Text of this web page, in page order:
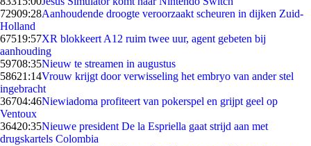
72909:28Aanhoudende droogte veroorzaakt scheuren in dijken Zuid-
Holland
67519:57XR blokkeert A12 ruim twee uur, agent gebeten bij
aanhouding
59708:35Nieuw te streamen in augustus
58621:14Vrouw krijgt door verwisseling het embryo van ander stel
ingebracht
36704:46Niewiadoma profiteert van pokerspel en grijpt geel op
Ventoux
36420:35Nieuwe president De la Espriella gaat strijd aan met
drugskartels Colombia